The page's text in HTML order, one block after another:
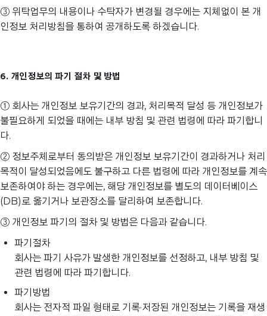
③ 위탁업무의 내용이나 수탁자가 변경될 경우에는 지체없이 본 개
인정보 처리방침을 통하여 공개하도록 하겠습니다.
6. 개인정보의 파기 절차 및 방법
① 회사는 개인정보 보유기간의 경과, 처리목적 달성 등 개인정보가
불필요하게 되었을 때에는 내부 방침 및 관련 법령에 따라 파기합니
다.
② 정보주체로부터 동의받은 개인정보 보유기간이 경과하거나 처리
목적이 달성되었음에도 불구하고 다른 법령에 따라 개인정보를 계속
보존하여야 하는 경우에는, 해당 개인정보를 별도의 데이터베이스
(DB)로 옮기거나 보관장소를 달리하여 보존합니다.
③ 개인정보 파기의 절차 및 방법은 다음과 같습니다.
파기절차
회사는 파기 사유가 발생한 개인정보를 선정하고, 내부 방침 및
관련 법령에 따라 파기합니다.
파기방법
회사는 전자적 파일 형태로 기록·저장된 개인정보는 기록을 재생